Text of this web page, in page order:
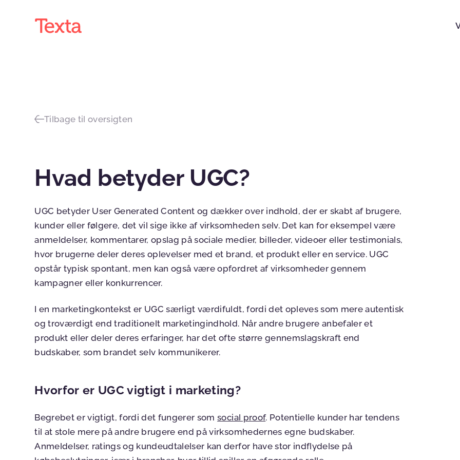
Tilbage til oversigten
Hvad betyder UGC?
UGC betyder User Generated Content og dækker over indhold, der er skabt af brugere,
kunder eller følgere, det vil sige ikke af virksomheden selv. Det kan for eksempel være
anmeldelser, kommentarer, opslag på sociale medier, billeder, videoer eller testimonials,
hvor brugerne deler deres oplevelser med et brand, et produkt eller en service. UGC
opstår typisk spontant, men kan også være opfordret af virksomheder gennem
kampagner eller konkurrencer.
I en marketingkontekst er UGC særligt værdifuldt, fordi det opleves som mere autentisk
og troværdigt end traditionelt marketingindhold. Når andre brugere anbefaler et
produkt eller deler deres erfaringer, har det ofte større gennemslagskraft end
budskaber, som brandet selv kommunikerer.
Hvorfor er UGC vigtigt i marketing?
Begrebet er vigtigt, fordi det fungerer somsocial proof. Potentielle kunder har tendens
til at stole mere på andre brugere end på virksomhedernes egne budskaber.
Anmeldelser, ratings og kundeudtalelser kan derfor have stor indflydelse på